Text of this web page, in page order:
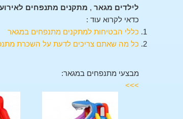
לילדים מגאר , מתקנים מתנפחים
כדאי לקרוא עוד :
כללי הבטיחות למתקנים מתנפחים במגאר
כל מה שאתם צריכים לדעת על השכרת
מבצעי מתנפחים במגאר:
>>>